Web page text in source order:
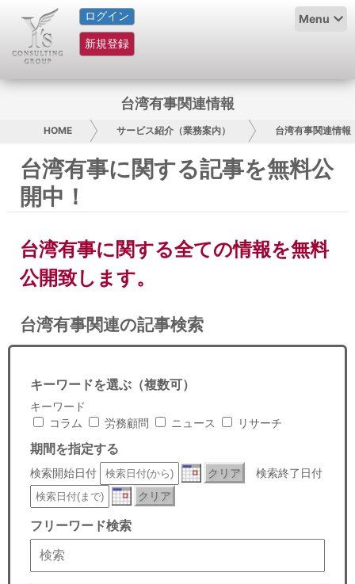
ログイン
新規登録
Menu
HOME
サービス紹介
グループ概要
採用情報
お問い合わせ
日本人にPR
コンサルティング
リサーチ
ＩＴ
飲食店情報
台湾有事関連情報
HOME サービス紹介（業務案内） 台湾有事関連情報
台湾有事に関する記事を無料公
開中！
台湾有事に関する全ての情報を無料
公開致します。
台湾有事関連の記事検索
キーワードを選ぶ（複数可）
キーワード
コラム
労務顧問 ニュース リサーチ
期間を指定する
検索開始日付 クリア
検索終了日付
クリア
フリーワード検索